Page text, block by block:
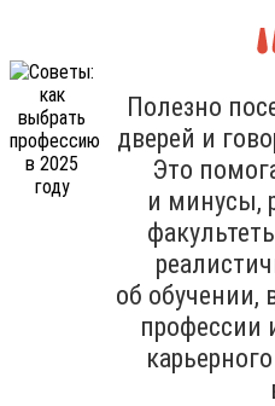
Полезно
дверей и
Это
и минусы,
об обучении,
профессии